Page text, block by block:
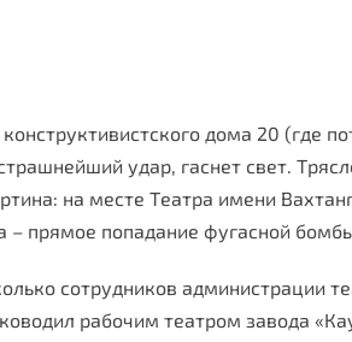
дома 20 (где
удар, гаснет свет.
на месте Театра имени
– прямое попадание фугасной
сотрудников администрации
рабочим театром завода